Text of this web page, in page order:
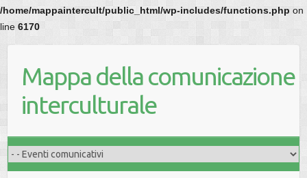
/home/mappaintercult/public_html/wp-includes/functions.php on
line 6170
Mappa della comunicazione
interculturale